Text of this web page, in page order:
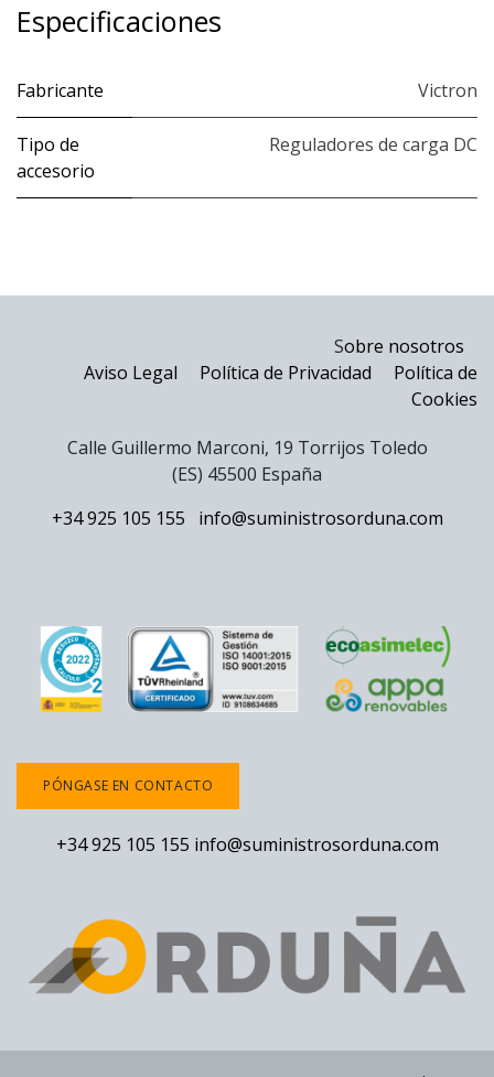
Especificaciones
Fabricante Victron
Tipo de
accesorio
Reguladores de carga DC
Sobre nosotros
Aviso Legal
Política de Privacidad
Política de
Cookies
Calle Guillermo Marconi, 19 Torrijos Toledo
(ES) 45500 España
+34 925 105 155
info@suministrosorduna.com
PÓNGASE EN CONTACTO
+34 925 105 155 info@suministrosorduna.com